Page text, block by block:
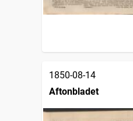
1850-08-14
Aftonbladet